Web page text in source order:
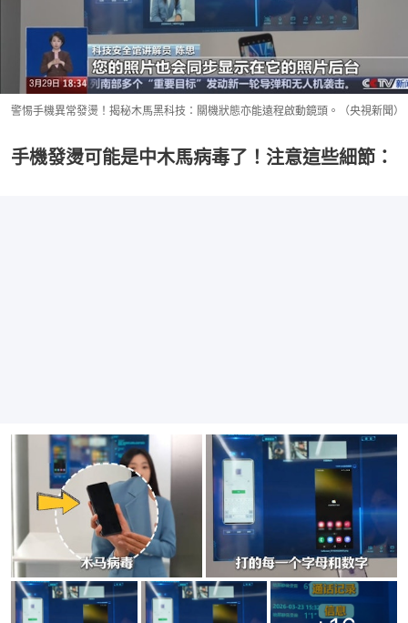
警惕手機異常發燙！揭秘木馬黑科技：關機狀態亦能遠程啟動鏡頭。（央視新聞）
手機發燙可能是中木馬病毒了！注意這些細節：